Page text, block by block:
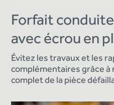
Forfait
avec écrou en
Évitez les travaux et les
complémentaires grâce à
complet de la pièce